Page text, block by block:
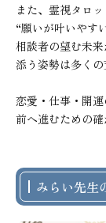
また、霊視タロ
“願いが叶いやす
相談者の望む未
添う姿勢は多くの
恋愛・仕事・開運
前へ進むための
みらい先生